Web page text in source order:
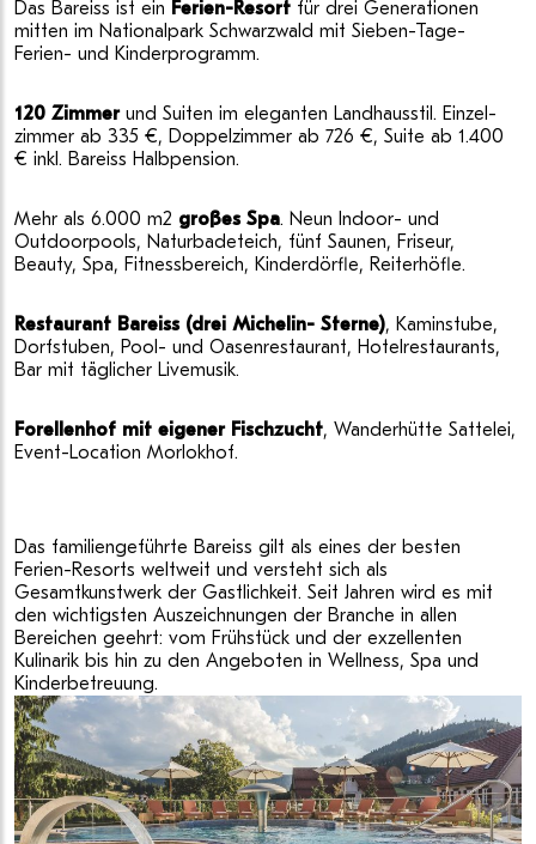
Das Bareiss ist ein Ferien-Resort für drei Generationen
mitten im Nationalpark Schwarzwald mit Sieben-Tage-
Ferien- und Kinderprogramm.
120 Zimmerund Suiten im eleganten Landhausstil. Einzel-
zimmer ab 335 €, Doppelzimmer ab 726 €, Suite ab 1.400
€ inkl. Bareiss Halbpension.
Mehr als 6.000 m2 großes Spa. Neun Indoor- und
Outdoorpools, Naturbadeteich, fünf Saunen, Friseur,
Beauty, Spa, Fitnessbereich, Kinderdörfle, Reiterhöfle.
Restaurant Bareiss (drei Michelin- Sterne), Kaminstube,
Dorfstuben, Pool- und Oasenrestaurant, Hotelrestaurants,
Bar mit täglicher Livemusik.
Forellenhof mit eigener Fischzucht, Wanderhütte Sattelei,
Event-Location Morlokhof.
Das familiengeführte Bareiss gilt als eines der besten
Ferien-Resorts weltweit und versteht sich als
Gesamtkunstwerk der Gastlichkeit. Seit Jahren wird es mit
den wichtigsten Auszeichnungen der Branche in allen
Bereichen geehrt: vom Frühstück und der exzellenten
Kulinarik bis hin zu den Angeboten in Wellness, Spa und
Kinderbetreuung.